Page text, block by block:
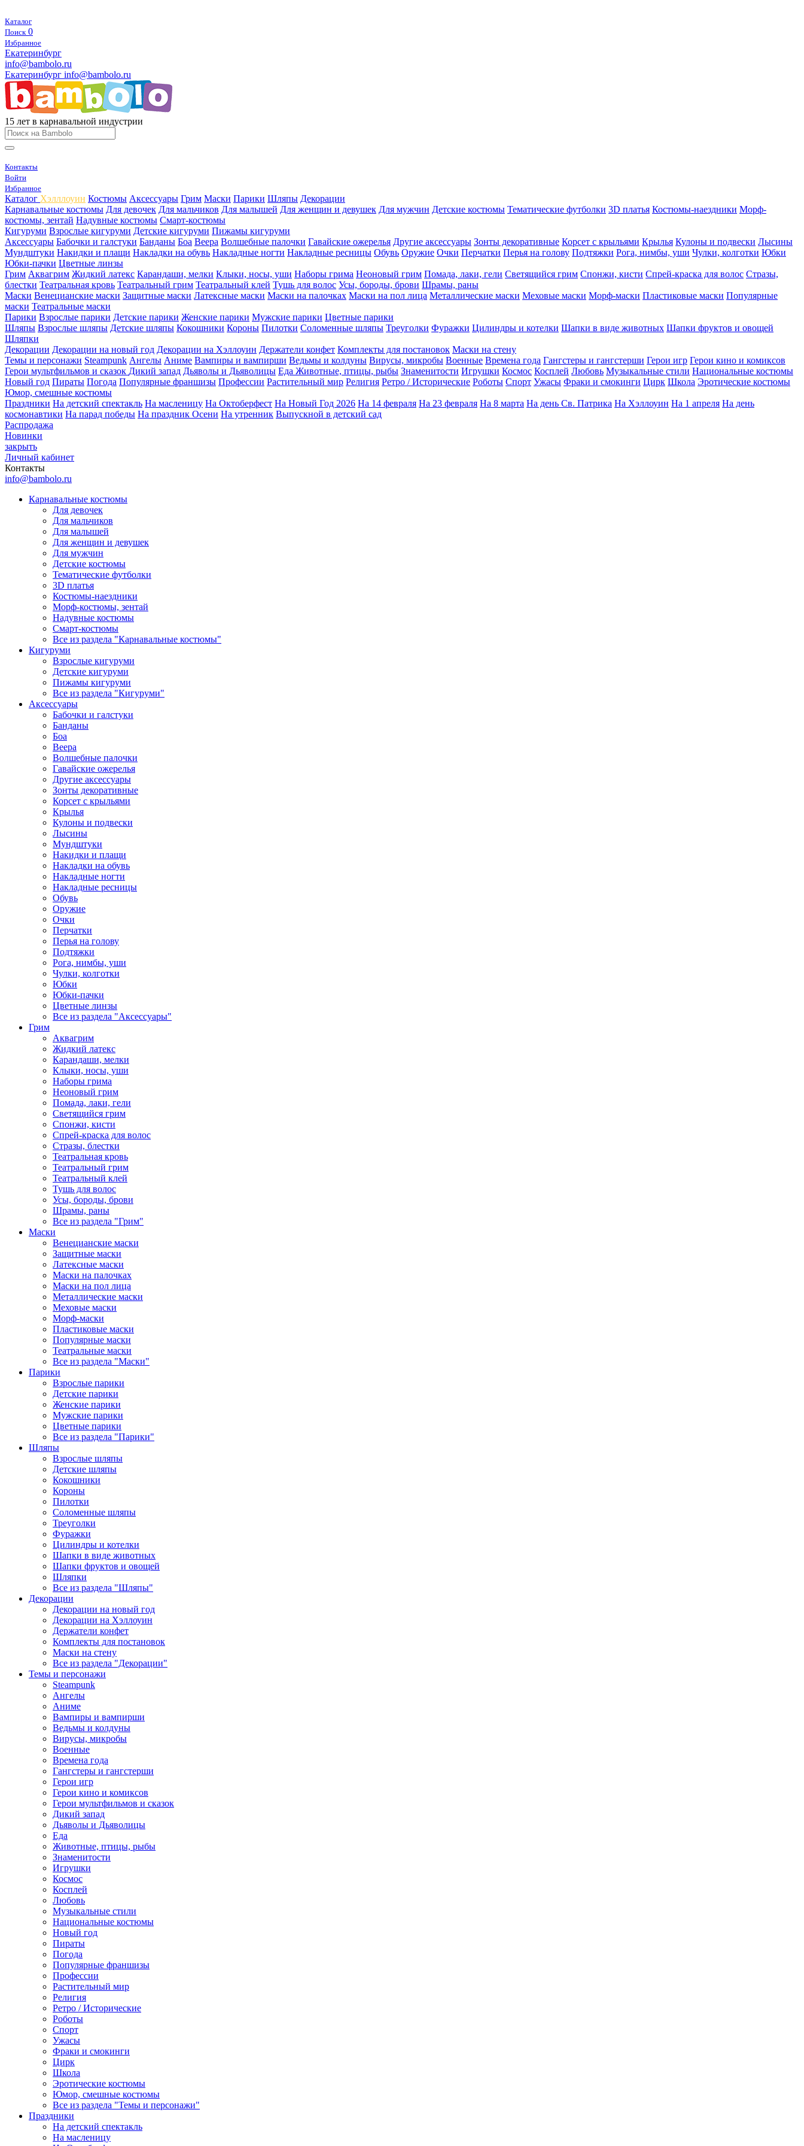
Каталог
Поиск 0
Избранное
Екатеринбург
info@bambolo.ru
Екатеринбург info@bambolo.ru
15 лет в карнавальной индустрии
Контакты
Войти
Избранное
Каталог Хэлллоуин Костюмы Аксессуары Грим Маски Парики Шляпы Декорации
Карнавальные костюмы Для девочек Для мальчиков Для малышей Для женщин и девушек Для мужчин Детские костюмы Тематические футболки 3D платья Костюмы-наездники Морф-
костюмы, зентай Надувные костюмы Смарт-костюмы
Кигуруми Взрослые кигуруми Детские кигуруми Пижамы кигуруми
Аксессуары Бабочки и галстуки Банданы Боа Веера Волшебные палочки Гавайские ожерелья Другие аксессуары Зонты декоративные Корсет с крыльями Крылья Кулоны и подвески Лысины
Мундштуки Накидки и плащи Накладки на обувь Накладные ногти Накладные ресницы Обувь Оружие Очки Перчатки Перья на голову Подтяжки Рога, нимбы, уши Чулки, колготки Юбки
Юбки-пачки Цветные линзы
Грим Аквагрим Жидкий латекс Карандаши, мелки Клыки, носы, уши Наборы грима Неоновый грим Помада, лаки, гели Светящийся грим Спонжи, кисти Спрей-краска для волос Стразы,
блестки Театральная кровь Театральный грим Театральный клей Тушь для волос Усы, бороды, брови Шрамы, раны
Маски Венецианские маски Защитные маски Латексные маски Маски на палочках Маски на пол лица Металлические маски Меховые маски Морф-маски Пластиковые маски Популярные
маски Театральные маски
Парики Взрослые парики Детские парики Женские парики Мужские парики Цветные парики
Шляпы Взрослые шляпы Детские шляпы Кокошники Короны Пилотки Соломенные шляпы Треуголки Фуражки Цилиндры и котелки Шапки в виде животных Шапки фруктов и овощей
Шляпки
Декорации Декорации на новый год Декорации на Хэллоуин Держатели конфет Комплекты для постановок Маски на стену
Темы и персонажи Steampunk Ангелы Аниме Вампиры и вампирши Ведьмы и колдуны Вирусы, микробы Военные Времена года Гангстеры и гангстерши Герои игр Герои кино и комиксов
Герои мультфильмов и сказок Дикий запад Дьяволы и Дьяволицы Еда Животные, птицы, рыбы Знаменитости Игрушки Космос Косплей Любовь Музыкальные стили Национальные костюмы
Новый год Пираты Погода Популярные франшизы Профессии Растительный мир Религия Ретро / Исторические Роботы Спорт Ужасы Фраки и смокинги Цирк Школа Эротические костюмы
Юмор, смешные костюмы
Праздники На детский спектакль На масленицу На Октоберфест На Новый Год 2026 На 14 февраля На 23 февраля На 8 марта На день Св. Патрика На Хэллоуин На 1 апреля На день
космонавтики На парад победы На праздник Осени На утренник Выпускной в детский сад
Распродажа
Новинки
закрыть
Личный кабинет
Контакты
info@bambolo.ru
Карнавальные костюмы
Для девочек
Для мальчиков
Для малышей
Для женщин и девушек
Для мужчин
Детские костюмы
Тематические футболки
3D платья
Костюмы-наездники
Морф-костюмы, зентай
Надувные костюмы
Смарт-костюмы
Все из раздела "Карнавальные костюмы"
Кигуруми
Взрослые кигуруми
Детские кигуруми
Пижамы кигуруми
Все из раздела "Кигуруми"
Аксессуары
Бабочки и галстуки
Банданы
Боа
Веера
Волшебные палочки
Гавайские ожерелья
Другие аксессуары
Зонты декоративные
Корсет с крыльями
Крылья
Кулоны и подвески
Лысины
Мундштуки
Накидки и плащи
Накладки на обувь
Накладные ногти
Накладные ресницы
Обувь
Оружие
Очки
Перчатки
Перья на голову
Подтяжки
Рога, нимбы, уши
Чулки, колготки
Юбки
Юбки-пачки
Цветные линзы
Все из раздела "Аксессуары"
Грим
Аквагрим
Жидкий латекс
Карандаши, мелки
Клыки, носы, уши
Наборы грима
Неоновый грим
Помада, лаки, гели
Светящийся грим
Спонжи, кисти
Спрей-краска для волос
Стразы, блестки
Театральная кровь
Театральный грим
Театральный клей
Тушь для волос
Усы, бороды, брови
Шрамы, раны
Все из раздела "Грим"
Маски
Венецианские маски
Защитные маски
Латексные маски
Маски на палочках
Маски на пол лица
Металлические маски
Меховые маски
Морф-маски
Пластиковые маски
Популярные маски
Театральные маски
Все из раздела "Маски"
Парики
Взрослые парики
Детские парики
Женские парики
Мужские парики
Цветные парики
Все из раздела "Парики"
Шляпы
Взрослые шляпы
Детские шляпы
Кокошники
Короны
Пилотки
Соломенные шляпы
Треуголки
Фуражки
Цилиндры и котелки
Шапки в виде животных
Шапки фруктов и овощей
Шляпки
Все из раздела "Шляпы"
Декорации
Декорации на новый год
Декорации на Хэллоуин
Держатели конфет
Комплекты для постановок
Маски на стену
Все из раздела "Декорации"
Темы и персонажи
Steampunk
Ангелы
Аниме
Вампиры и вампирши
Ведьмы и колдуны
Вирусы, микробы
Военные
Времена года
Гангстеры и гангстерши
Герои игр
Герои кино и комиксов
Герои мультфильмов и сказок
Дикий запад
Дьяволы и Дьяволицы
Еда
Животные, птицы, рыбы
Знаменитости
Игрушки
Космос
Косплей
Любовь
Музыкальные стили
Национальные костюмы
Новый год
Пираты
Погода
Популярные франшизы
Профессии
Растительный мир
Религия
Ретро / Исторические
Роботы
Спорт
Ужасы
Фраки и смокинги
Цирк
Школа
Эротические костюмы
Юмор, смешные костюмы
Все из раздела "Темы и персонажи"
Праздники
На детский спектакль
На масленицу